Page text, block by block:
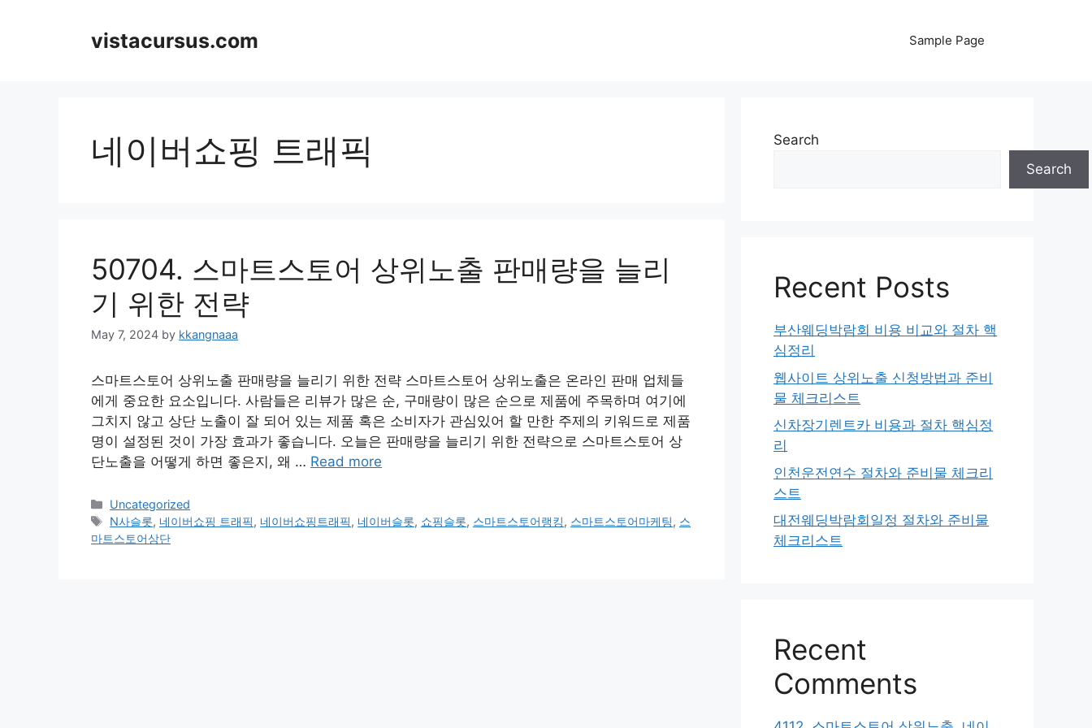
vistacursus.com Sample Page
네이버쇼핑 트래픽
50704. 스마트스토어 상위노출 판매량을 늘리
기 위한 전략
May 7, 2024 by kkangnaaa
스마트스토어 상위노출 판매량을 늘리기 위한 전략 스마트스토어 상위노출은 온라인 판매 업체들
에게 중요한 요소입니다. 사람들은 리뷰가 많은 순, 구매량이 많은 순으로 제품에 주목하며 여기에
그치지 않고 상단 노출이 잘 되어 있는 제품 혹은 소비자가 관심있어 할 만한 주제의 키워드로 제품
명이 설정된 것이 가장 효과가 좋습니다. 오늘은 판매량을 늘리기 위한 전략으로 스마트스토어 상
단노출을 어떻게 하면 좋은지, 왜 … Read more
Categories
Uncategorized
Tags
N사슬롯, 네이버쇼핑 트래픽, 네이버쇼핑트래픽, 네이버슬롯, 쇼핑슬롯, 스마트스토어랭킹, 스마트스토어마케팅, 스
마트스토어상단
Search
Search
Recent Posts
부산웨딩박람회 비용 비교와 절차 핵
심정리
웹사이트 상위노출 신청방법과 준비
물 체크리스트
신차장기렌트카 비용과 절차 핵심정
리
인천운전연수 절차와 준비물 체크리
스트
대전웨딩박람회일정 절차와 준비물
체크리스트
Recent
Comments